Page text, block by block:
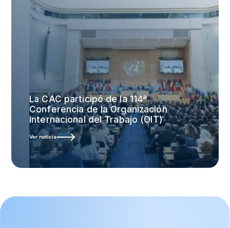
La CAC participó de la 114ª
Conferencia de la Organización
Internacional del Trabajo (OIT)
Ver noticia